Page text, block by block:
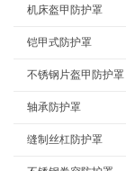
机床盔甲防护罩
铠甲式防护罩
不锈钢片盔甲防护罩
轴承防护罩
缝制丝杠防护罩